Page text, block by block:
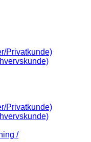
Privatkunde)
Privatkunde)
/